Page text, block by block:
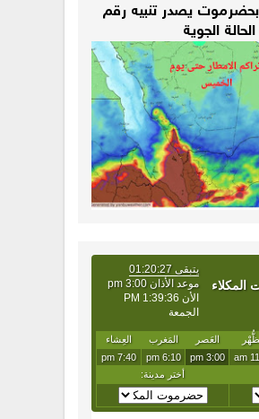
بحضرموت يصدر تنبيه رقم